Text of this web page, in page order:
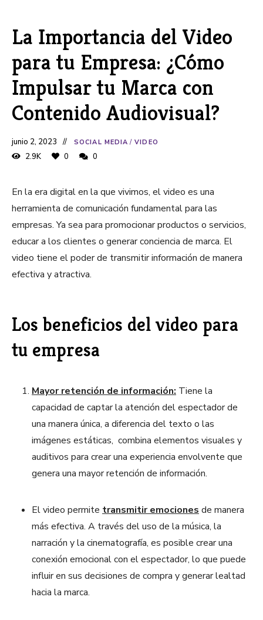
La Importancia del Video
para tu Empresa: ¿Cómo
Impulsar tu Marca con
Contenido Audiovisual?
junio 2, 2023 SOCIAL MEDIA / VIDEO
2.9K 0 0
En la era digital en la que vivimos, el video es una
herramienta de comunicación fundamental para las
empresas. Ya sea para promocionar productos o servicios,
educar a los clientes o generar conciencia de marca. El
video tiene el poder de transmitir información de manera
efectiva y atractiva.
Los beneficios del video para
tu empresa
Mayor retención de información: Tiene la
capacidad de captar la atención del espectador de
una manera única, a diferencia del texto o las
imágenes estáticas, combina elementos visuales y
auditivos para crear una experiencia envolvente que
genera una mayor retención de información.
El video permite transmitir emociones de manera
más efectiva. A través del uso de la música, la
narración y la cinematografía, es posible crear una
conexión emocional con el espectador, lo que puede
influir en sus decisiones de compra y generar lealtad
hacia la marca.